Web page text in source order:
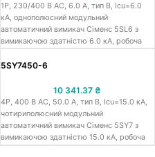
перевантаження
1Р, 230/400 В АС, 6.0 A, тип B, Icu=6.0
кА, однополюсний модульний
автоматичний вимикач Сіменс 5SL6 з
вимикаючою здатністю 6.0 кА, робоча
струм 6.0 A, крива спарацювання тип B,
мм, захист від к.з. та струмів
перевантаження
5SY7450-6
10 341.37 ₴
4Р, 400 В АС, 50.0 A, тип B, Icu=15.0 кА,
чотириполюсний модульний
автоматичний вимикач Сіменс 5SY7 з
вимикаючою здатністю 15.0 кА, робоча